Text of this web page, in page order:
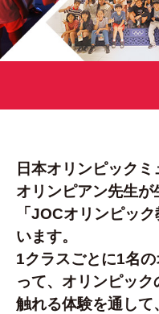
日本オリンピックミ
オリンピアン先生
「JOCオリンピッ
います。
1クラスごとに1名
って、オリンピッ
触れる体験を通し